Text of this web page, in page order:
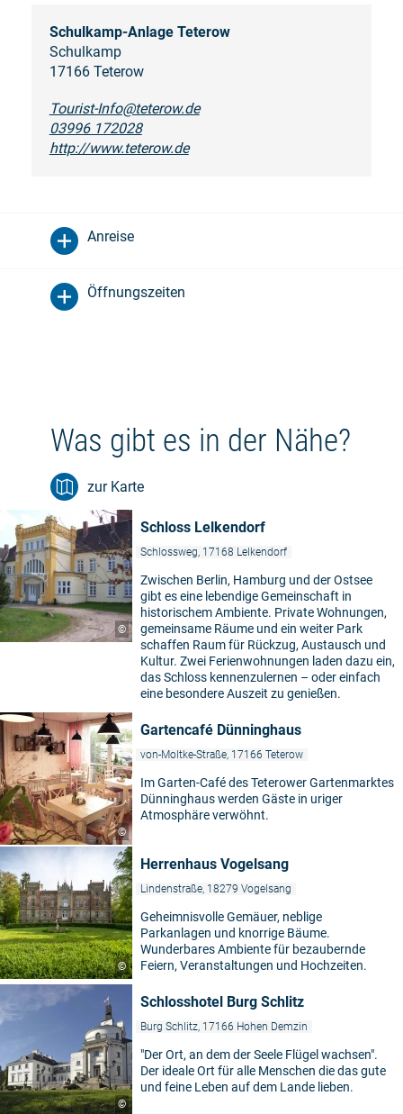
Schulkamp-Anlage Teterow
Schulkamp
17166 Teterow
Tourist-Info@teterow.de
03996 172028
http://www.teterow.de
Anreise
Öffnungszeiten
Was gibt es in der Nähe?
zur Karte
©
Schloss Lelkendorf
Schlossweg, 17168 Lelkendorf
Zwischen Berlin, Hamburg und der Ostsee
gibt es eine lebendige Gemeinschaft in
historischem Ambiente. Private Wohnungen,
gemeinsame Räume und ein weiter Park
schaffen Raum für Rückzug, Austausch und
Kultur. Zwei Ferienwohnungen laden dazu ein,
das Schloss kennenzulernen – oder einfach
eine besondere Auszeit zu genießen.
©
Gartencafé Dünninghaus
von-Moltke-Straße, 17166 Teterow
Im Garten-Café des Teterower Gartenmarktes
Dünninghaus werden Gäste in uriger
Atmosphäre verwöhnt.
©
Herrenhaus Vogelsang
Lindenstraße, 18279 Vogelsang
Geheimnisvolle Gemäuer, neblige
Parkanlagen und knorrige Bäume.
Wunderbares Ambiente für bezaubernde
Feiern, Veranstaltungen und Hochzeiten.
©
Schlosshotel Burg Schlitz
Burg Schlitz, 17166 Hohen Demzin
"Der Ort, an dem der Seele Flügel wachsen".
Der ideale Ort für alle Menschen die das gute
und feine Leben auf dem Lande lieben.